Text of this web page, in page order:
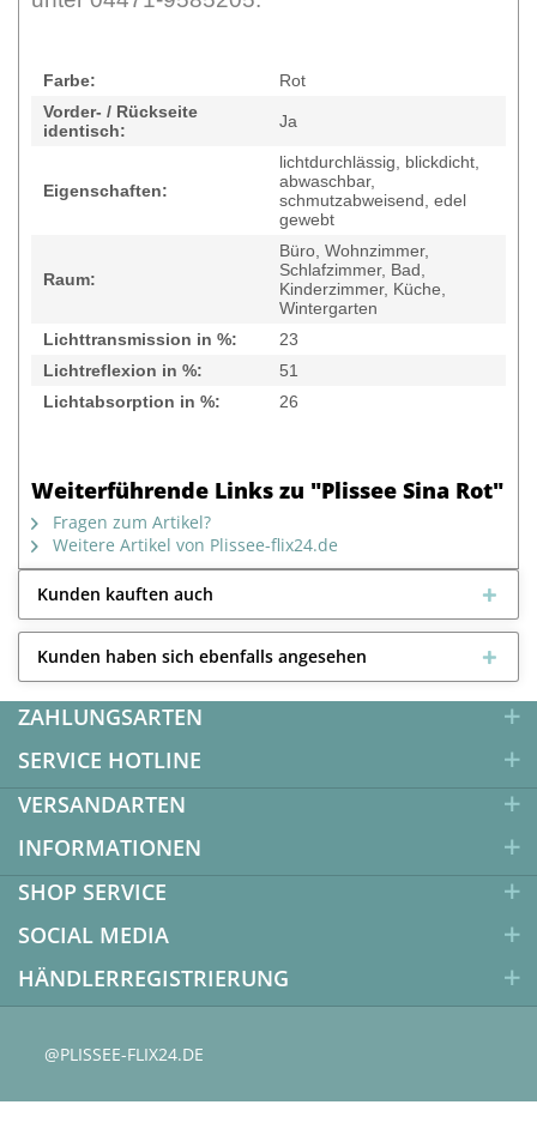
Farbe:
Rot
Vorder- / Rückseite
identisch:
Ja
Eigenschaften:
lichtdurchlässig, blickdicht,
abwaschbar,
schmutzabweisend, edel
gewebt
Raum:
Büro, Wohnzimmer,
Schlafzimmer, Bad,
Kinderzimmer, Küche,
Wintergarten
Lichttransmission in %:
23
Lichtreflexion in %:
51
Lichtabsorption in %:
26
Weiterführende Links zu "Plissee Sina Rot"
Fragen zum Artikel?
Weitere Artikel von Plissee-flix24.de
Kunden kauften auch
Kunden haben sich ebenfalls angesehen
ZAHLUNGSARTEN
SERVICE HOTLINE
VERSANDARTEN
INFORMATIONEN
SHOP SERVICE
SOCIAL MEDIA
HÄNDLERREGISTRIERUNG
@PLISSEE-FLIX24.DE